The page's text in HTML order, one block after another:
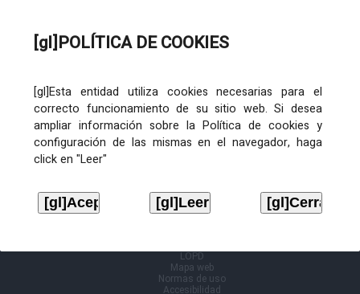
[gl]POLÍTICA DE COOKIES
[gl]Esta entidad utiliza cookies necesarias para el
correcto funcionamiento de su sitio web. Si desea
ampliar información sobre la Política de cookies y
configuración de las mismas en el navegador, haga
click en "Leer"
LOPD
Mapa web
Normas de uso
Accesibilidad